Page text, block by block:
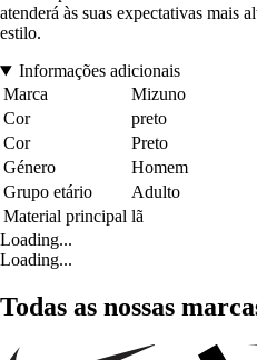
atenderá às suas expectativas mais
estilo.
Informações adicionais
Marca
Mizuno
Cor
preto
Cor
Preto
Género
Homem
Grupo etário
Adulto
Material principal lã
Loading...
Loading...
Todas as nossas